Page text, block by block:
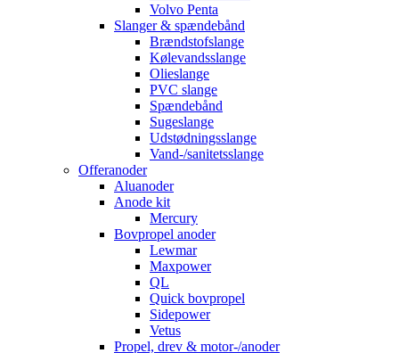
Volvo Penta
Slanger & spændebånd
Brændstofslange
Kølevandsslange
Olieslange
PVC slange
Spændebånd
Sugeslange
Udstødningsslange
Vand-/sanitetsslange
Offeranoder
Aluanoder
Anode kit
Mercury
Bovpropel anoder
Lewmar
Maxpower
QL
Quick bovpropel
Sidepower
Vetus
Propel, drev & motor-/anoder